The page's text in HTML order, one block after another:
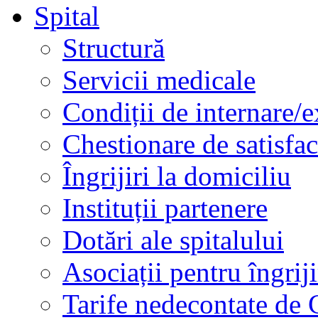
Spital
Structură
Servicii medicale
Condiții de internare/
Chestionare de
Îngrijiri la domiciliu
Instituții partenere
Dotări ale spitalului
Asociații pentru
Tarife nedecontate de